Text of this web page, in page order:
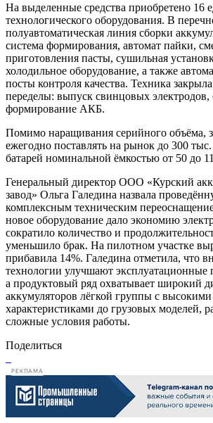
На выделенные средства приобретено 16
технологического оборудования. В
полуавтоматическая линия сборки
система формирования, автомат пайки,
приготовления пасты, сушильная
холодильное оборудование, а также
посты контроля качества. Техника
переделы: выпуск свинцовых электродов,
формирование АКБ.
Помимо наращивания серийного объёма,
ежегодно поставлять на рынок до 300
батарей номинальной ёмкостью от 50 до
Генеральный директор ООО «Курский
завод» Ольга Галедина назвала
комплексным техническим
новое оборудование дало экономию
сократило количество и
уменьшило брак. На пилотном участке
прибавила 14%. Галедина отметила, что
технологии улучшают эксплуатационные
а продуктовый ряд охватывает широкий
аккумуляторов лёгкой группы с
характеристиками до грузовых моделей,
сложные условия работы.
Поделиться
РЕКЛАМА